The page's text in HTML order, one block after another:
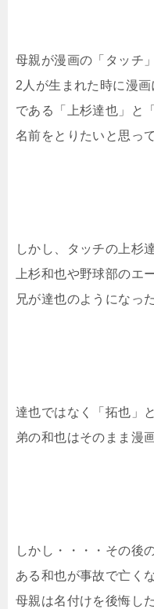
母親が漫画の「タッチ
2人が生まれた時に漫
である「上杉達也」と
名前をとりたいと思っ
しかし、タッチの上杉
上杉和也や野球部のエ
兄が達也のようになっ
達也ではなく「拓也」
弟の和也はそのまま漫
しかし・・・・その後
ある和也が事故で亡く
母親は名付けを後悔し